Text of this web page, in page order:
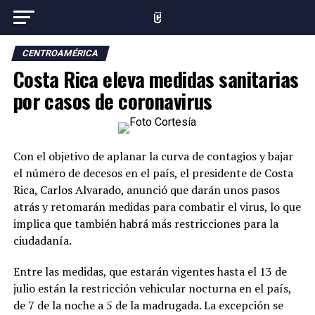
CENTROAMÉRICA
Costa Rica eleva medidas sanitarias
por casos de coronavirus
Con el objetivo de aplanar la curva de contagios y bajar
el número de decesos en el país, el presidente de Costa
Rica, Carlos Alvarado, anunció que darán unos pasos
atrás y retomarán medidas para combatir el virus, lo que
implica que también habrá más restricciones para la
ciudadanía.
Entre las medidas, que estarán vigentes hasta el 13 de
julio están la restricción vehicular nocturna en el país,
de 7 de la noche a 5 de la madrugada. La excepción se